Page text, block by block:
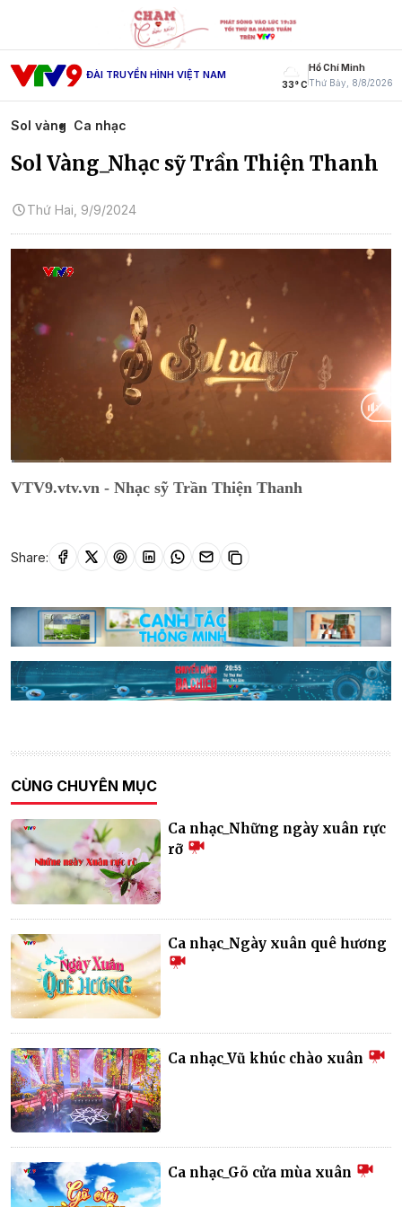
ĐÀI TRUYỀN HÌNH VIỆT NAM
33° C
Hồ Chí Minh
Thứ Bảy, 8/8/2026
Sol vàng Ca nhạc
Sol Vàng_Nhạc sỹ Trần Thiện Thanh
Thứ Hai, 9/9/2024
VTV9.vtv.vn - Nhạc sỹ Trần Thiện Thanh
Share:
CÙNG CHUYÊN MỤC
Ca nhạc_Những ngày xuân rực
rỡ
Ca nhạc_Ngày xuân quê hương
Ca nhạc_Vũ khúc chào xuân
Ca nhạc_Gõ cửa mùa xuân